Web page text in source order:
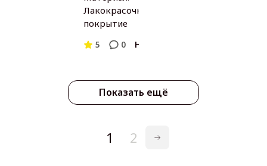
Лакокрасочное
покрытие
5 0 Haier
Показать ещё
1 2